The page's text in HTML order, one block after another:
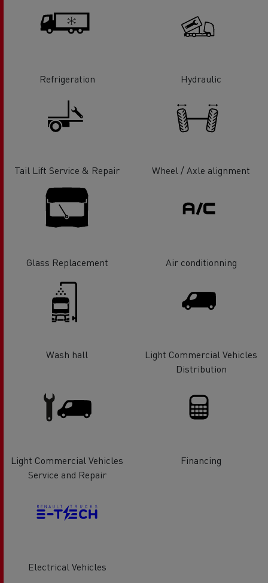
Refrigeration Hydraulic
Tail Lift Service & Repair Wheel / Axle alignment
Glass Replacement Air conditionning
Wash hall
Light Commercial Vehicles
Distribution
Light Commercial Vehicles
Service and Repair
Financing
Electrical Vehicles